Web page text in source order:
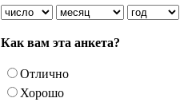
Как вам эта анкета?
Отлично
Хорошо